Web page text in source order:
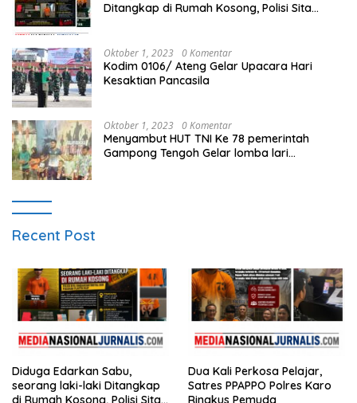
Ditangkap di Rumah Kosong, Polisi Sita
Oktober 1, 2023 0 Komentar
Kodim 0106/ Ateng Gelar Upacara Hari
Kesaktian Pancasila
Oktober 1, 2023 0 Komentar
Menyambut HUT TNI Ke 78 pemerintah
Gampong Tengoh Gelar lomba lari
Recent Post
Diduga Edarkan Sabu,
seorang laki-laki Ditangkap
Dua Kali Perkosa Pelajar,
Satres PPAPPO Polres Karo